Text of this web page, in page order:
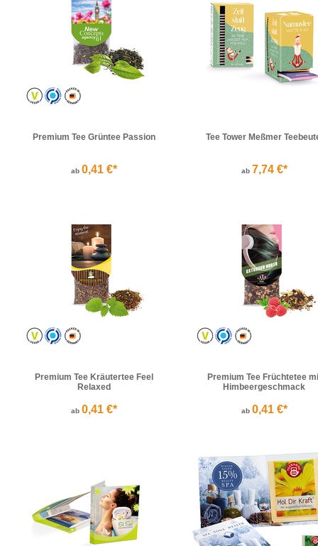
Premium Tee Grüntee Passion
ab 0,41 €*
Tee Tower Meßmer
ab 7,74 €*
Premium Tee Kräutertee Feel
Relaxed
ab 0,41 €*
Premium Tee Früchtetee
Himbeergeschmack
ab 0,41 €*